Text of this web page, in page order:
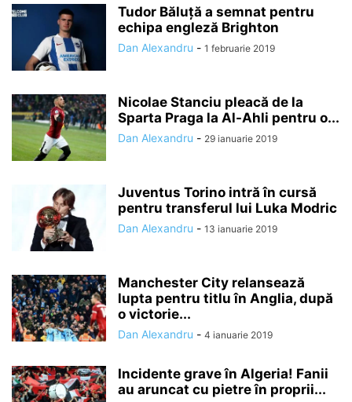
Tudor Băluţă a semnat pentru
echipa engleză Brighton
Dan Alexandru - 1 februarie 2019
Nicolae Stanciu pleacă de la
Sparta Praga la Al-Ahli pentru o...
Dan Alexandru - 29 ianuarie 2019
Juventus Torino intră în cursă
pentru transferul lui Luka Modric
Dan Alexandru - 13 ianuarie 2019
Manchester City relansează
lupta pentru titlu în Anglia, după
o victorie...
Dan Alexandru - 4 ianuarie 2019
Incidente grave în Algeria! Fanii
au aruncat cu pietre în proprii...